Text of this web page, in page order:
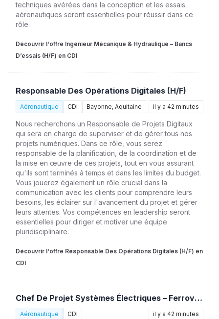
techniques avérées dans la conception et les essais
aéronautiques seront essentielles pour réussir dans ce
rôle.
Découvrir l'offre Ingénieur Mécanique & Hydraulique – Bancs
D’essais (H/F) en CDI
Responsable Des Opérations Digitales (H/F)
Aéronautique CDI Bayonne, Aquitaine il y a 42 minutes
Nous recherchons un Responsable de Projets Digitaux
qui sera en charge de superviser et de gérer tous nos
projets numériques. Dans ce rôle, vous serez
responsable de la planification, de la coordination et de
la mise en œuvre de ces projets, tout en vous assurant
qu'ils sont terminés à temps et dans les limites du budget.
Vous jouerez également un rôle crucial dans la
communication avec les clients pour comprendre leurs
besoins, les éclairer sur l'avancement du projet et gérer
leurs attentes. Vos compétences en leadership seront
essentielles pour diriger et motiver une équipe
pluridisciplinaire.
Découvrir l'offre Responsable Des Opérations Digitales (H/F) en
CDI
Chef De Projet Systèmes Électriques – Ferroviaire (H/F)
Aéronautique
CDI
il y a 42 minutes